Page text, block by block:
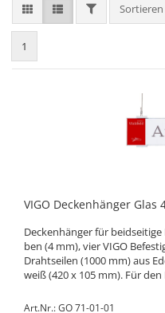
FILTER
1
VIGO De­cken­hän­ger Glas
De­cken­hän­ger für
ben (4 mm), vier VIGO
Draht­sei­len (1000 mm) aus
weiß (420 x 105 mm). Für
Art.Nr.: GO 71-01-01